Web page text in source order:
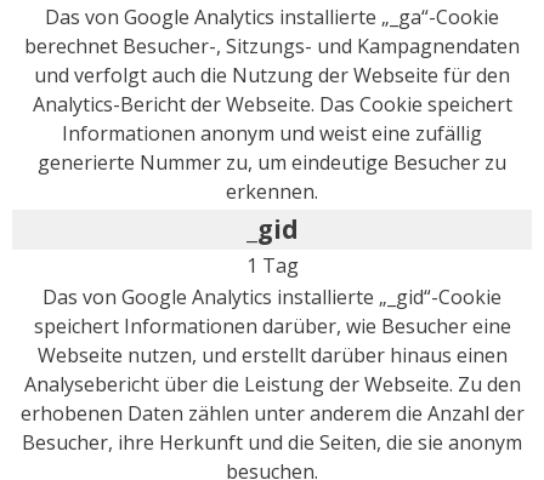
Das von Google Analytics installierte „_ga“-Cookie
berechnet Besucher-, Sitzungs- und Kampagnendaten
und verfolgt auch die Nutzung der Webseite für den
Analytics-Bericht der Webseite. Das Cookie speichert
Informationen anonym und weist eine zufällig
generierte Nummer zu, um eindeutige Besucher zu
erkennen.
_gid
1 Tag
Das von Google Analytics installierte „_gid“-Cookie
speichert Informationen darüber, wie Besucher eine
Webseite nutzen, und erstellt darüber hinaus einen
Analysebericht über die Leistung der Webseite. Zu den
erhobenen Daten zählen unter anderem die Anzahl der
Besucher, ihre Herkunft und die Seiten, die sie anonym
besuchen.